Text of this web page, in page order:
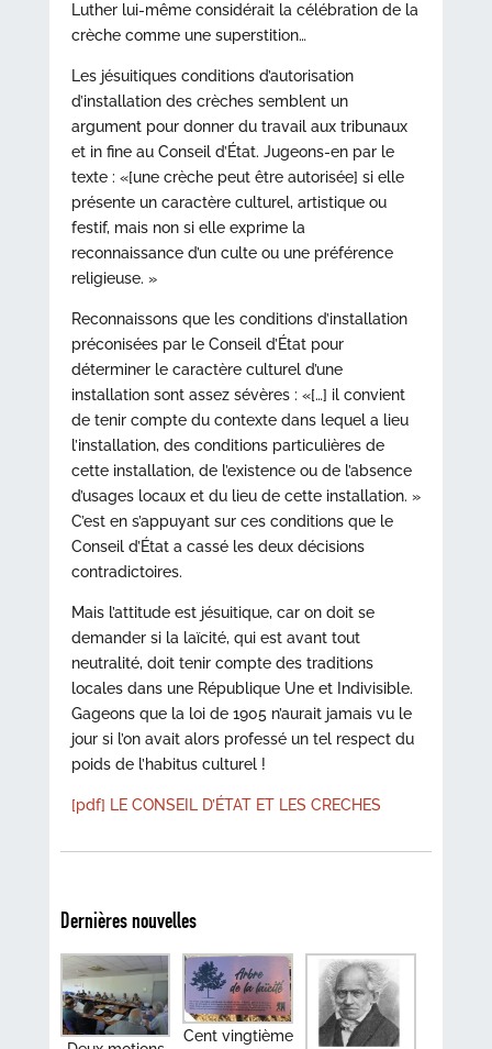
Luther lui-même considérait la célébration de la
crèche comme une superstition…
Les jésuitiques conditions d’autorisation
d’installation des crèches semblent un
argument pour donner du travail aux tribunaux
et in fine au Conseil d’État. Jugeons-en par le
texte : «[une crèche peut être autorisée] si elle
présente un caractère culturel, artistique ou
festif, mais non si elle exprime la
reconnaissance d’un culte ou une préférence
religieuse. »
Reconnaissons que les conditions d’installation
préconisées par le Conseil d’État pour
déterminer le caractère culturel d’une
installation sont assez sévères : «[…] il convient
de tenir compte du contexte dans lequel a lieu
l’installation, des conditions particulières de
cette installation, de l’existence ou de l’absence
d’usages locaux et du lieu de cette installation. »
C’est en s’appuyant sur ces conditions que le
Conseil d’État a cassé les deux décisions
contradictoires.
Mais l’attitude est jésuitique, car on doit se
demander si la laïcité, qui est avant tout
neutralité, doit tenir compte des traditions
locales dans une République Une et Indivisible.
Gageons que la loi de 1905 n’aurait jamais vu le
jour si l’on avait alors professé un tel respect du
poids de l’habitus culturel !
[pdf] LE CONSEIL D’ÉTAT ET LES CRECHES
Dernières nouvelles
Cent vingtième